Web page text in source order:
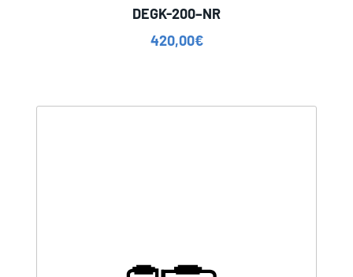
DEGK-200–NR
420,00€